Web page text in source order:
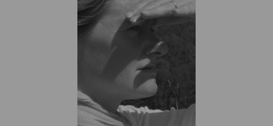
Musiker die Tanzsparte des Lausitz Festivals 2023 mit dem
Musiktanztheater »Gletscher« eröffnete.